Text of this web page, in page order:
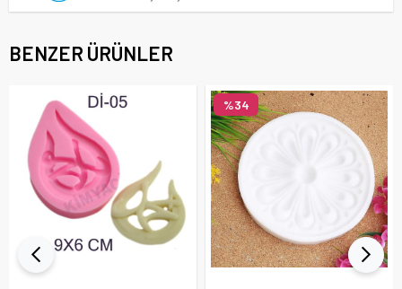
BENZER ÜRÜNLER
%34